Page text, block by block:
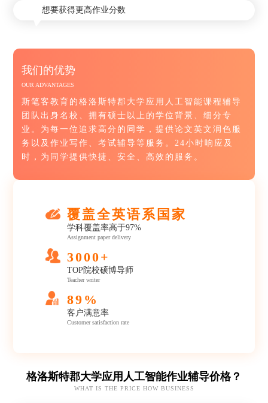
想要获得更高作业分数
我们的优势
OUR ADVANTAGES
斯笔客教育的格洛斯特郡大学应用人工智能课程辅导
团队出身名校、拥有硕士以上的学位背景、细分专
业。为每一位追求高分的同学，提供论文英文润色服
务以及作业写作、考试辅导等服务。24小时响应及
时，为同学提供快捷、安全、高效的服务。
覆盖全英语系国家
学科覆盖率高于97%
Assignment paper delivery
3000+
TOP院校硕博导师
Teacher writer
89%
客户满意率
Customer satisfaction rate
格洛斯特郡大学应用人工智能作业辅导价格？
WHAT IS THE PRICE HOW BUSINESS